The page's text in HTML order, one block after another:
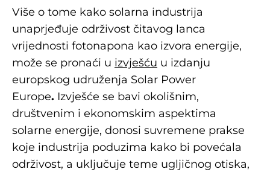
Više o tome kako solarna industrija
unaprjeđuje održivost čitavog lanca
vrijednosti fotonapona kao izvora energije,
može se pronaći u izvješću u izdanju
europskog udruženja Solar Power
Europe. Izvješće se bavi okolišnim,
društvenim i ekonomskim aspektima
solarne energije, donosi suvremene prakse
koje industrija poduzima kako bi povećala
održivost, a uključuje teme ugljičnog otiska,